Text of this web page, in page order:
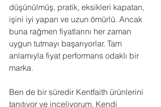
düşünülmüş, pratik, eksikleri kapatan,
işini iyi yapan ve uzun ömürlü. Ancak
buna rağmen fiyatlarını her zaman
uygun tutmayı başarıyorlar. Tam
anlamıyla fiyat performans odaklı bir
marka.
Ben de bir süredir Kentfaith ürünlerini
tanıtıyor ve inceliyorum. Kendi